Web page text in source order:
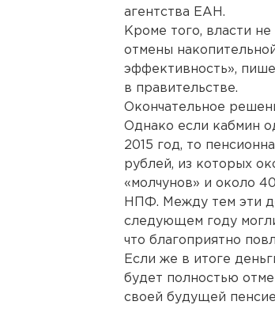
агентства ЕАН.
Кроме того, власти
отмены
эффективность»,
в правительстве.
Окончательное
Однако если кабмин
2015 год, то
рублей, из которых
«молчунов» и около
НПФ. Между тем эти
следующем году
что благоприятно
Если же в итоге
будет полностью
своей будущей